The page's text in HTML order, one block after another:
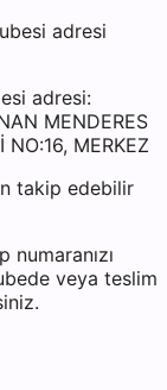
adresi
adresi:
MENDERES
MERKEZ
takip edebilir
veya teslim